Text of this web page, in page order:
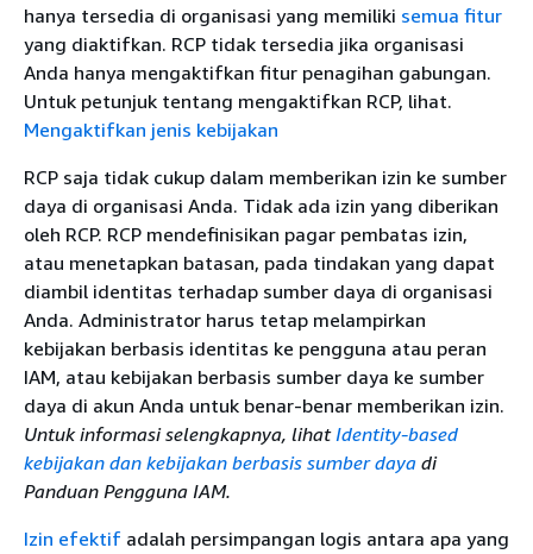
hanya tersedia di organisasi yang memiliki semua fitur
yang diaktifkan. RCP tidak tersedia jika organisasi
Anda hanya mengaktifkan fitur penagihan gabungan.
Untuk petunjuk tentang mengaktifkan RCP, lihat.
Mengaktifkan jenis kebijakan
RCP saja tidak cukup dalam memberikan izin ke sumber
daya di organisasi Anda. Tidak ada izin yang diberikan
oleh RCP. RCP mendefinisikan pagar pembatas izin,
atau menetapkan batasan, pada tindakan yang dapat
diambil identitas terhadap sumber daya di organisasi
Anda. Administrator harus tetap melampirkan
kebijakan berbasis identitas ke pengguna atau peran
IAM, atau kebijakan berbasis sumber daya ke sumber
daya di akun Anda untuk benar-benar memberikan izin.
Untuk informasi selengkapnya, lihatIdentity-based
kebijakan dan kebijakan berbasis sumber daya di
Panduan Pengguna IAM.
Izin efektif adalah persimpangan logis antara apa yang